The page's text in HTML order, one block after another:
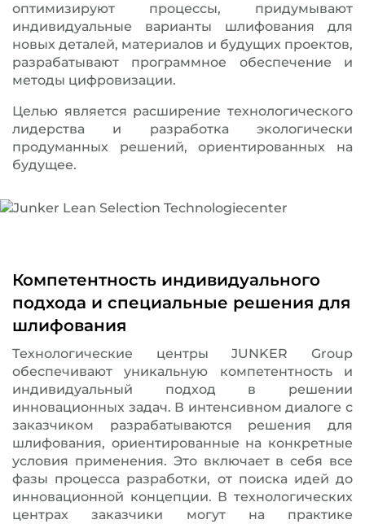
оптимизируют процессы, придумывают
индивидуальные варианты шлифования для
новых деталей, материалов и будущих проектов,
разрабатывают программное обеспечение и
методы цифровизации.
Целью является расширение технологического
лидерства и разработка экологически
продуманных решений, ориентированных на
будущее.
Компетентность индивидуального
подхода и специальные решения для
шлифования
Технологические центры JUNKER Group
обеспечивают уникальную компетентность и
индивидуальный подход в решении
инновационных задач. В интенсивном диалоге с
заказчиком разрабатываются решения для
шлифования, ориентированные на конкретные
условия применения. Это включает в себя все
фазы процесса разработки, от поиска идей до
инновационной концепции. В технологических
центрах заказчики могут на практике